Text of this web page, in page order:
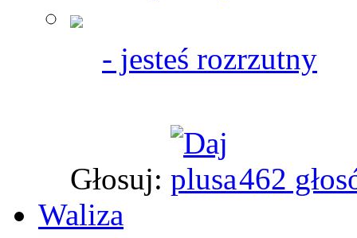
- jesteś rozrzutny
Głosuj:
462
Waliza